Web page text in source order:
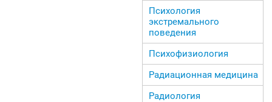
Психология
экстремального
поведения
Психофизиология
Радиационная медицина
Радиология